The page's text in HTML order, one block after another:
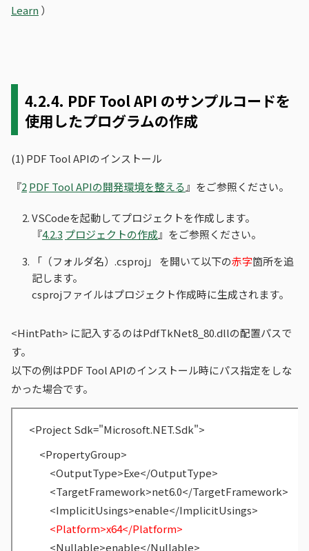
Learn ）
4.2.4. PDF Tool API のサンプルコードを
使用したプログラムの作成
(1) PDF Tool APIのインストール
『2 PDF Tool APIの開発環境を整える 』をご参照ください。
VSCodeを起動してプロジェクトを作成します。
『4.2.3 プロジェクトの作成』をご参照ください。
「（フォルダ名）.csproj」 を開いて以下の赤字箇所を追
記します。
csprojファイルはプロジェクト作成時に生成されます。
<HintPath> に記入するのはPdfTkNet8_80.dllの配置パスで
す。
以下の例はPDF Tool APIのインストール時にパス指定をしな
かった場合です。
<Project Sdk="Microsoft.NET.Sdk">
<PropertyGroup>
<OutputType>Exe</OutputType>
<TargetFramework>net6.0</TargetFramework>
<ImplicitUsings>enable</ImplicitUsings>
<Platform>x64</Platform>
<Nullable>enable</Nullable>